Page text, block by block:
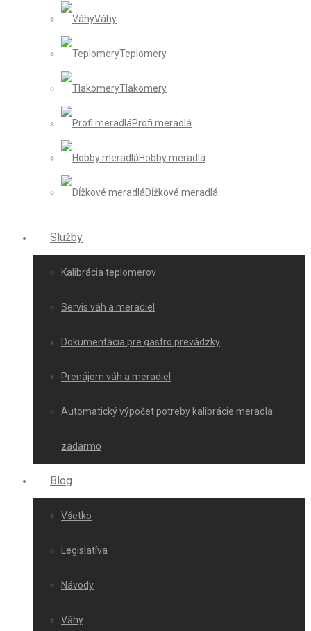
Váhy
Teplomery
Tlakomery
Profi meradlá
Hobby meradlá
Dĺžkové meradlá
Služby
Kalibrácia teplomerov
Servis váh a meradiel
Dokumentácia pre gastro prevádzky
Prenájom váh a meradiel
Automatický výpočet potreby kalibrácie meradla
zadarmo
Blog
Všetko
Legislatíva
Návody
Váhy